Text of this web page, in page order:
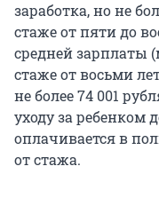
заработка, но не
стаже от пяти до
средней зарплаты
стаже от восьми
не более 74 001
уходу за ребенком
оплачивается в
от стажа.